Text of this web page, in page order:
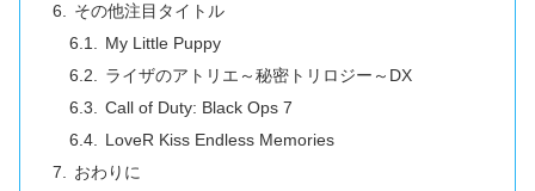
その他注目タイトル
My Little Puppy
ライザのアトリエ～秘密トリロジー～DX
Call of Duty: Black Ops 7
LoveR Kiss Endless Memories
おわりに